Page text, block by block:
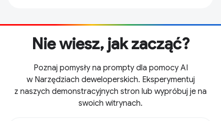
Nie wiesz, jak zacząć?
Poznaj pomysły na prompty dla pomocy AI
w Narzędziach deweloperskich. Eksperymentuj
z naszych demonstracyjnych stron lub wypróbuj je na
swoich witrynach.